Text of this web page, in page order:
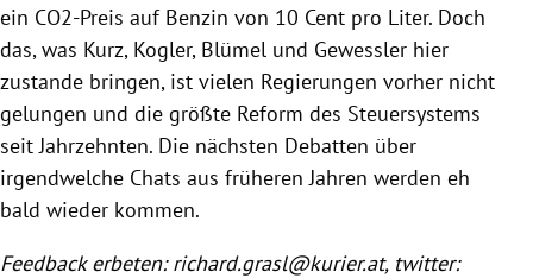
ein CO2-Preis auf Benzin von 10 Cent pro Liter. Doch
das, was Kurz, Kogler, Blümel und Gewessler hier
zustande bringen, ist vielen Regierungen vorher nicht
gelungen und die größte Reform des Steuersystems
seit Jahrzehnten. Die nächsten Debatten über
irgendwelche Chats aus früheren Jahren werden eh
bald wieder kommen.
Feedback erbeten: richard.grasl@kurier.at, twitter: